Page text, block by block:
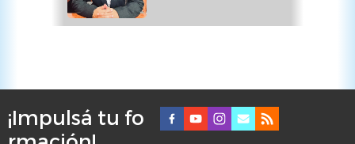
F¡Impulsá tu fo